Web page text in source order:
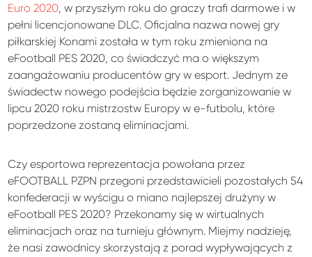
Euro 2020, w przyszłym roku do graczy trafi darmowe i w
pełni licencjonowane DLC. Oficjalna nazwa nowej gry
piłkarskiej Konami została w tym roku zmieniona na
eFootball PES 2020, co świadczyć ma o większym
zaangażowaniu producentów gry w esport. Jednym ze
świadectw nowego podejścia będzie zorganizowanie w
lipcu 2020 roku mistrzostw Europy w e-futbolu, które
poprzedzone zostaną eliminacjami.
Czy esportowa reprezentacja powołana przez
eFOOTBALL PZPN przegoni przedstawicieli pozostałych 54
konfederacji w wyścigu o miano najlepszej drużyny w
eFootball PES 2020? Przekonamy się w wirtualnych
eliminacjach oraz na turnieju głównym. Miejmy nadzieję,
że nasi zawodnicy skorzystają z porad wypływających z